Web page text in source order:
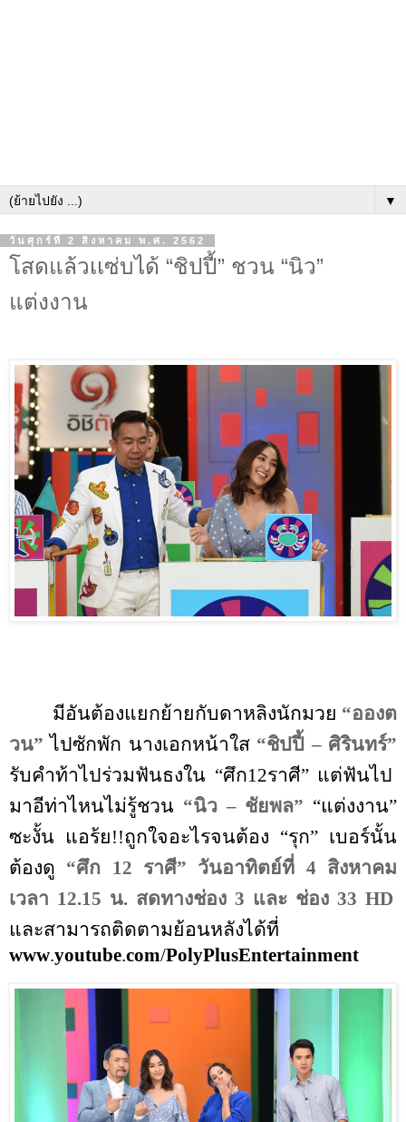
▼
วันศุกร์ที่ 2 สิงหาคม พ.ศ. 2562
โสดแล้วเเซ่บได้ “ชิปปี้” ชวน “นิว”
แต่งงาน
มีอันต้องแยกย้ายกับดาหลิงนักมวย “อองต
วน” ไปซักพัก นางเอกหน้าใส “ชิปปี้ – ศิรินทร์”
รับคำท้าไปร่วมฟันธงใน “ศึก12ราศี” แต่ฟันไป
มาอีท่าไหนไม่รู้ชวน “นิว – ชัยพล” “แต่งงาน”
ซะงั้น แอร้ย!!ถูกใจอะไรจนต้อง “รุก” เบอร์นั้น
ต้องดู “ศึก 12 ราศี” วันอาทิตย์ที่ 4 สิงหาคม
เวลา 12.15 น. สดทางช่อง 3 และ ช่อง 33 HD
และสามารถติดตามย้อนหลังได้ที่
www.youtube.com/PolyPlusEntertainment